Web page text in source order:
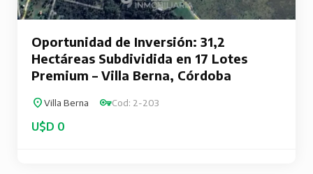
Oportunidad de Inversión: 31,2
Hectáreas Subdividida en 17 Lotes
Premium – Villa Berna, Córdoba
Villa Berna Cod: 2-203
U$D 0